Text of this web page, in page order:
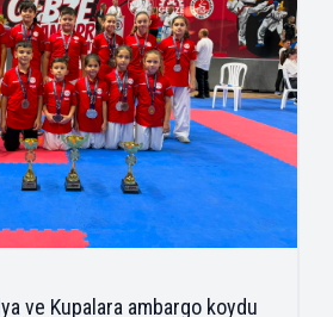
ve Kupalara ambargo koydu